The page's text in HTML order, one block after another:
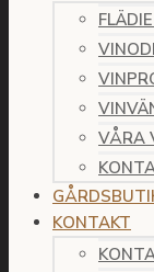
VÅRA
KONTAKT